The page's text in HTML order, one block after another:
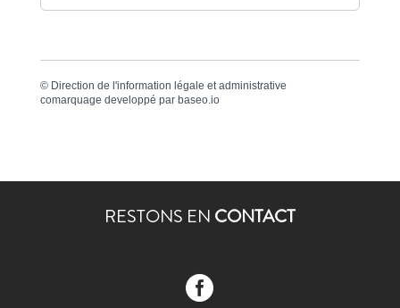
© Direction de l'information légale et administrative
comarquage developpé par baseo.io
RESTONS EN CONTACT
